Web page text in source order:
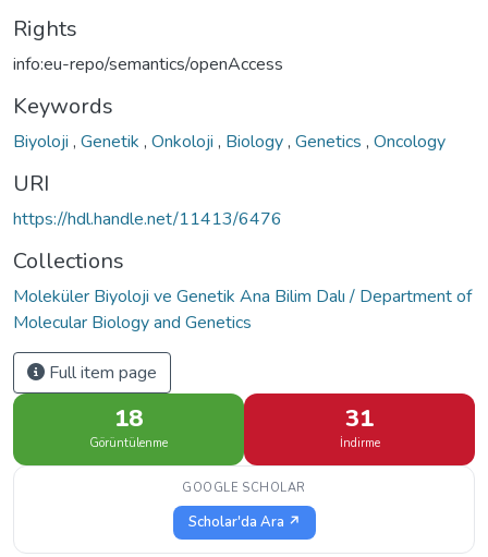
Rights
info:eu-repo/semantics/openAccess
Keywords
Biyoloji , Genetik , Onkoloji , Biology, Genetics , Oncology
URI
https://hdl.handle.net/11413/6476
Collections
Moleküler Biyoloji ve Genetik Ana Bilim Dalı / Department of
Molecular Biology and Genetics
Full item page
18
Görüntülenme
31
İndirme
GOOGLE SCHOLAR
Scholar'da Ara ↗